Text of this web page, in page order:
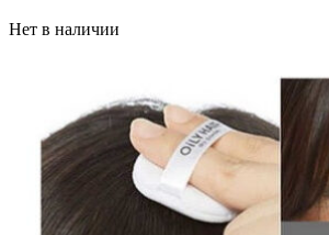
Нет в наличии